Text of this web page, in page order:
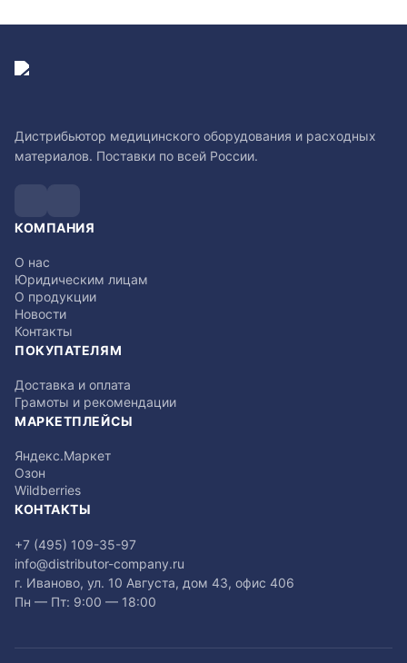
Дистрибьютор медицинского оборудования и расходных
материалов. Поставки по всей России.
КОМПАНИЯ
О нас
Юридическим лицам
О продукции
Новости
Контакты
ПОКУПАТЕЛЯМ
Доставка и оплата
Грамоты и рекомендации
МАРКЕТПЛЕЙСЫ
Яндекс.Маркет
Озон
Wildberries
КОНТАКТЫ
+7 (495) 109-35-97
info@distributor-company.ru
г. Иваново, ул. 10 Августа, дом 43, офис 406
Пн — Пт: 9:00 — 18:00